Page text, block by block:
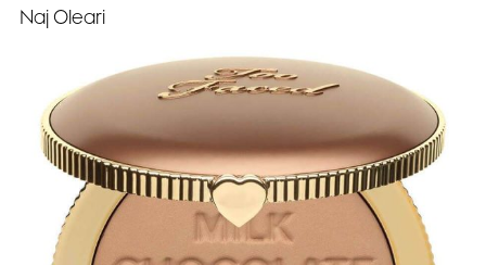
Naj Oleari